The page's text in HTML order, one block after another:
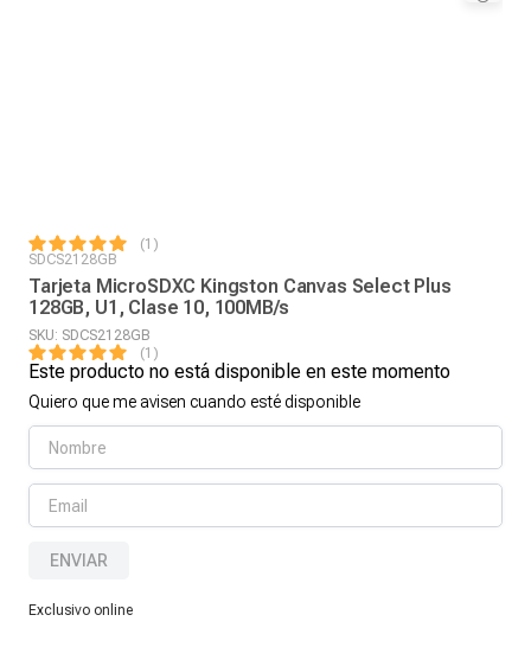
1
SDCS2128GB
Tarjeta MicroSDXC Kingston Canvas Select Plus
128GB, U1, Clase 10, 100MB/s
SKU: SDCS2128GB
1
Este producto no está disponible en este momento
Quiero que me avisen cuando esté disponible
ENVIAR
Exclusivo online